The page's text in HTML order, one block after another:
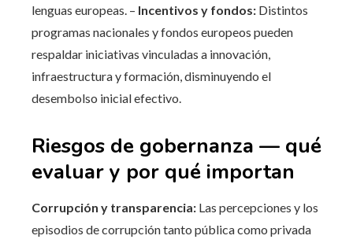
lenguas europeas. – Incentivos y fondos: Distintos
programas nacionales y fondos europeos pueden
respaldar iniciativas vinculadas a innovación,
infraestructura y formación, disminuyendo el
desembolso inicial efectivo.
Riesgos de gobernanza — qué
evaluar y por qué importan
Corrupción y transparencia: Las percepciones y los
episodios de corrupción tanto pública como privada